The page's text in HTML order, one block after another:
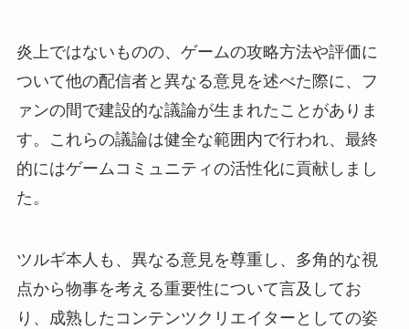
炎上ではないものの、ゲームの攻略方法や評価に
ついて他の配信者と異なる意見を述べた際に、フ
ァンの間で建設的な議論が生まれたことがありま
す。これらの議論は健全な範囲内で行われ、最終
的にはゲームコミュニティの活性化に貢献しまし
た。
ツルギ本人も、異なる意見を尊重し、多角的な視
点から物事を考える重要性について言及してお
り、成熟したコンテンツクリエイターとしての姿